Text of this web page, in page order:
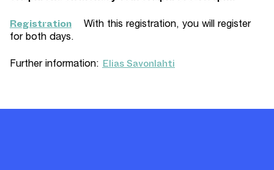
Registration With this registration, you will register
for both days.
Further information: Elias Savonlahti